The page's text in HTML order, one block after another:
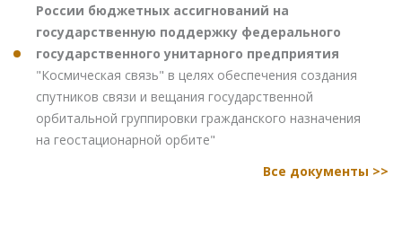
России бюджетных ассигнований на
государственную поддержку федерального
государственного унитарного предприятия
"Космическая связь" в целях обеспечения создания
спутников связи и вещания государственной
орбитальной группировки гражданского назначения
на геостационарной орбите"
Все документы >>